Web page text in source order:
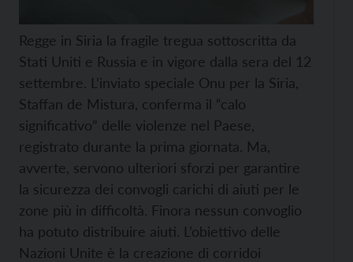
Regge in Siria la fragile tregua sottoscritta da
Stati Uniti e Russia e in vigore dalla sera del 12
settembre. L’inviato speciale Onu per la Siria,
Staffan de Mistura, conferma il “calo
significativo” delle violenze nel Paese,
registrato durante la prima giornata. Ma,
avverte, servono ulteriori sforzi per garantire
la sicurezza dei convogli carichi di aiuti per le
zone più in difficoltà. Finora nessun convoglio
ha potuto distribuire aiuti. L’obiettivo delle
Nazioni Unite è la creazione di corridoi